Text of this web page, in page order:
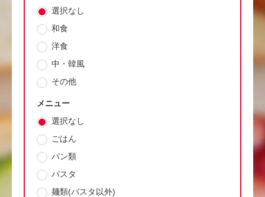
選択なし
和食
洋食
中・韓風
その他
メニュー
選択なし
ごはん
パン類
パスタ
麺類(パスタ以外)